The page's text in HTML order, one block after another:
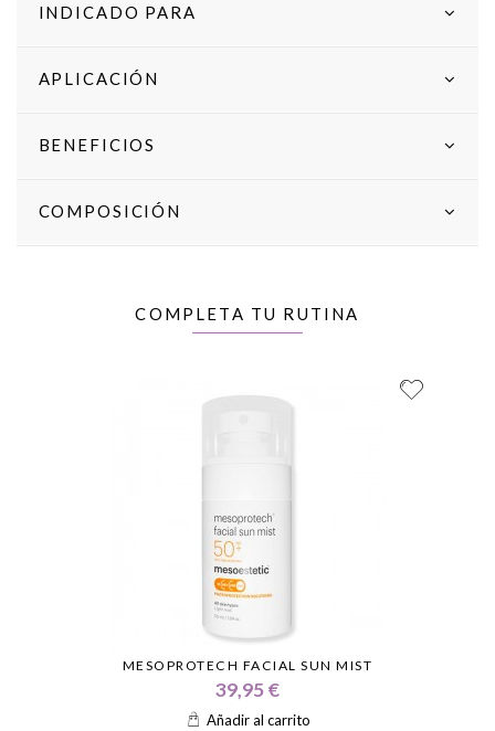
INDICADO PARA
APLICACIÓN
BENEFICIOS
COMPOSICIÓN
COMPLETA TU RUTINA
MESOPROTECH FACIAL SUN MIST
39,95 €
Añadir al carrito